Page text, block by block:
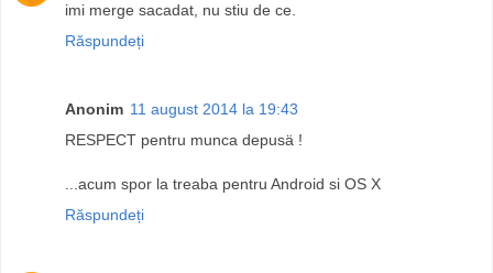
imi merge sacadat, nu stiu de ce.
Răspundeți
Anonim 11 august 2014 la 19:43
RESPECT pentru munca depusä !
...acum spor la treaba pentru Android si OS X
Răspundeți